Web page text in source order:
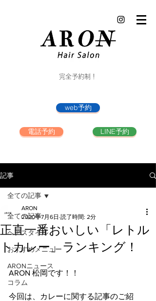
完全予約制！
web予約
電話予約 LINE予約
記事
全ての記事
ヘアスタイル
おすすめメニュー
ARONニュース
コラム
全ての記事
正直一番おいしい「レトル
トカレー」ランキング！
ARON
2020年7月6日 読了時間: 2分
ARON 松岡です！！
今回は、カレーに関する記事のご紹